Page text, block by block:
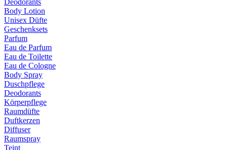
Deodorants
Body Lotion
Unisex Düfte
Geschenksets
Parfum
Eau de Parfum
Eau de Toilette
Eau de Cologne
Body Spray
Duschpflege
Deodorants
Körperpflege
Raumdüfte
Duftkerzen
Diffuser
Raumspray
Teint